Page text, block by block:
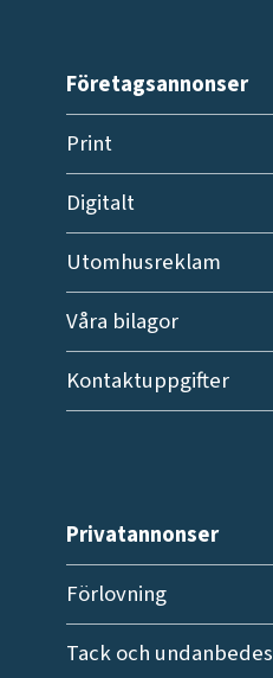
Företagsannonser
Print
Digitalt
Utomhusreklam
Våra bilagor
Kontaktuppgifter
Privatannonser
Förlovning
Tack och undanbedes